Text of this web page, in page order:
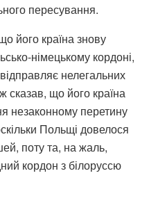
пересування.
його країна знову
німецькому кордоні,
нелегальних
сказав, що його країна
незаконному перетину
Польщі довелося
поту та, на жаль,
кордон з білоруссю